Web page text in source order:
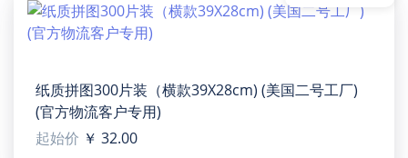
办公室，都会起到很好的装饰作用。
【适用场景】家里，汽车，办公室等，可以当靠枕，抱
朋友，同事很好的礼物。
【配件构造】1个装，不含枕芯。
【洗涤说明】机洗在60°C以下，不褪色，防缩水。
【特别说明】此尺码数据因测量方法不同，误差在1-2cm
纸质拼图300片装（横款39X28cm) (美国二号工厂)
(官方物流客户专用)
起始价 ￥ 32.00